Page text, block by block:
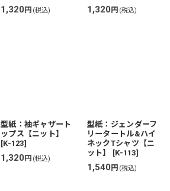
1,320円 (税込) 1,320円 (税込)
型紙：袖ギャザート
ップス【ニット】
[K-123]
1,320円 (税込)
型紙：ジェンダーフ
リータートル&ハイ
ネックTシャツ【ニ
ット】
[K-113]
1,540円 (税込)